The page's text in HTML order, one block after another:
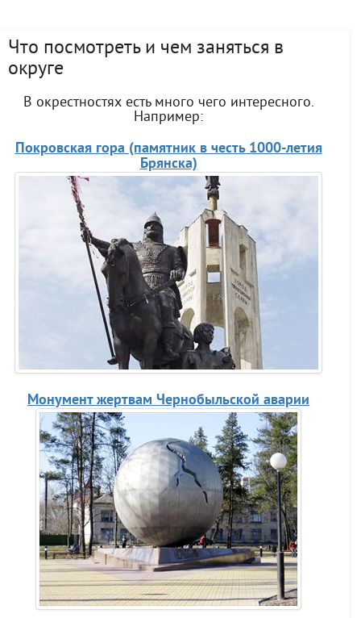
Что посмотреть и чем заняться в
округе
В окрестностях есть много чего интересного.
Например:
Покровская гора (памятник в честь 1000-летия
Брянска)
Монумент жертвам Чернобыльской аварии